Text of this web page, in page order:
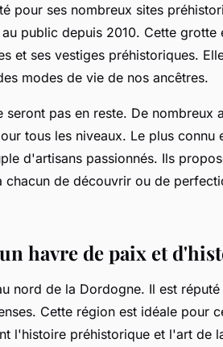
pour ses nombreux sites
public depuis 2010. Cette
et ses vestiges préhistoriques.
modes de vie de nos ancêtres.
seront pas en reste. De nombreux
tous les niveaux. Le plus connu
d'artisans passionnés. Ils
chacun de découvrir ou de
havre de paix et
nord de la Dordogne. Il est
Cette région est idéale pour
l'histoire préhistorique et l'art de